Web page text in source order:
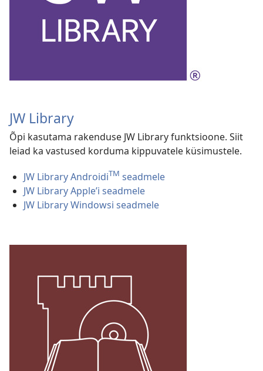
JW Library
Õpi kasutama rakenduse JW Library funktsioone. Siit
leiad ka vastused korduma kippuvatele küsimustele.
JW Library AndroidiTM seadmele
JW Library Apple’i seadmele
JW Library Windowsi seadmele